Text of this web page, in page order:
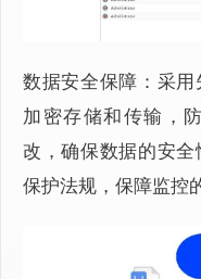
数据安全保障：采
加密存储和传输，
改，确保数据的安
保护法规，保障监控